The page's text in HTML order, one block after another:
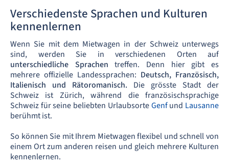
Verschiedenste Sprachen und Kulturen
kennenlernen
Wenn Sie mit dem Mietwagen in der Schweiz unterwegs
sind, werden Sie in verschiedenen Orten auf
unterschiedliche Sprachen treffen. Denn hier gibt es
mehrere offizielle Landessprachen: Deutsch, Französisch,
Italienisch und Rätoromanisch. Die grösste Stadt der
Schweiz ist Zürich, während die französischsprachige
Schweiz für seine beliebten UrlaubsorteGenfund Lausanne
berühmt ist.
So können Sie mit Ihrem Mietwagen flexibel und schnell von
einem Ort zum anderen reisen und gleich mehrere Kulturen
kennenlernen.